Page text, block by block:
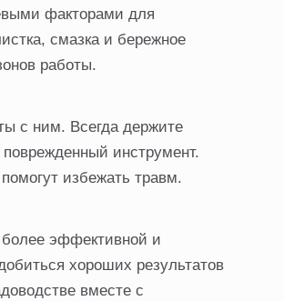
факторами для
смазка и бережное
работы.
с ним. Всегда держите
инструмент.
избежать травм.
эффективной и
хороших результатов
вместе с